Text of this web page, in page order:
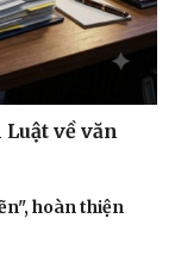
về văn
hoàn thiện